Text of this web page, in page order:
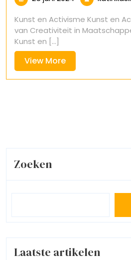
juni
2024
Kunst en Activisme Kunst en
van Creativiteit in
Kunst en [...]
View MoreView
More
Zoeken
Laatste artikelen